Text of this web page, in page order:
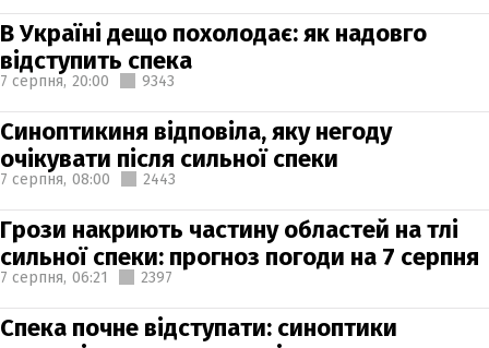
В Україні дещо похолодає: як надовго
відступить спека
7 серпня, 20:00 9343
Синоптикиня відповіла, яку негоду
очікувати після сильної спеки
7 серпня, 08:00 2443
Грози накриють частину областей на тлі
сильної спеки: прогноз погоди на 7 серпня
7 серпня, 06:21 2397
Спека почне відступати: синоптики